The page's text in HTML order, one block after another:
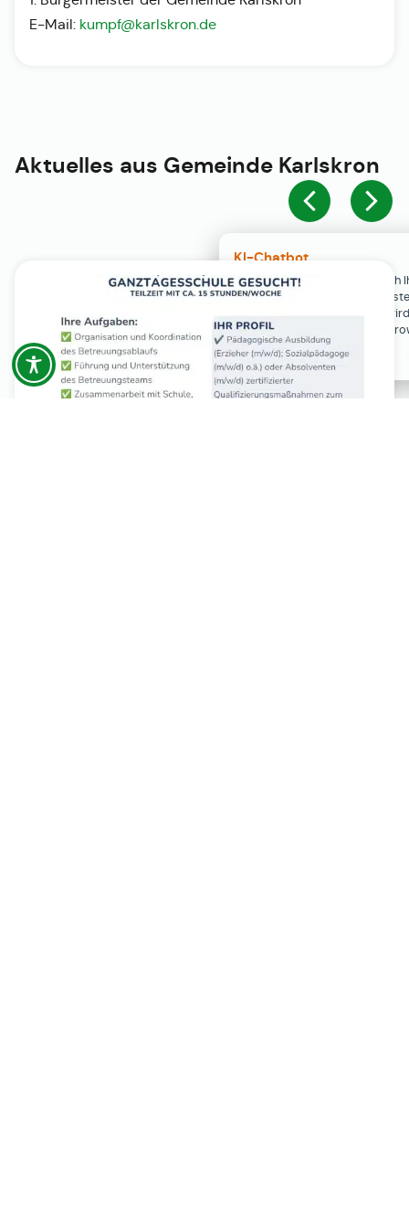
KI-Chatbot
Der KI-Chatbot steht erst nach
Einwilligung in den Cookie-
Verfügung. Der Chat-Verlauf
ausschließlich lokal in Ihrem
gespeichert.
E-Mail: kumpf@karlskron.de
Aktuelles aus Gemeinde Karlskron